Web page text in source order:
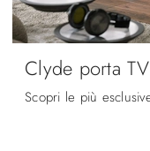
Clyde porta TV